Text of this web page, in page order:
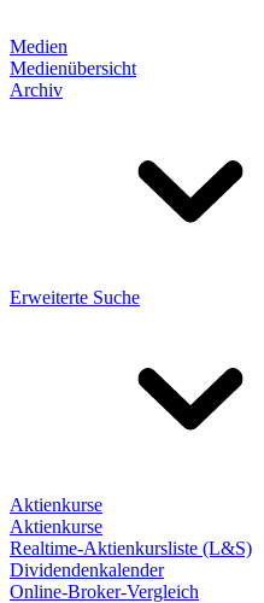
Medien
Medienübersicht
Archiv
Erweiterte Suche
Aktienkurse
Aktienkurse
Realtime-Aktienkursliste (L&S)
Dividendenkalender
Online-Broker-Vergleich